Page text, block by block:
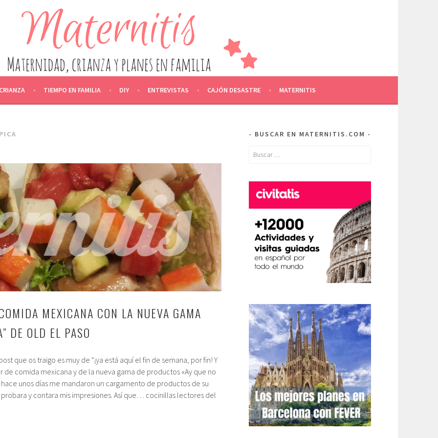
CRIANZA Y PLANES EN FAMILIA
CRIANZA, ALIMENTACIÓN, OCIO Y EDUCACIÓN, ENTRE OTROS
CRIANZA TIEMPO EN FAMILIA DIY ENTREVISTAS CAJÓN DESASTRE MATERNITIS
MEXICANA CON LA NUEVA GAMA
DE OLD EL PASO
que os traigo es muy de “¡ya está aquí el fin de semana, por fin! Y
de comida mexicana y de la nueva gama de productos «Ay que no
hace unos días me mandaron un cargamento de productos de su
y contara mis impresiones. Así que… cocinillas lectores del
BUSCAR EN MATERNITIS.COM
Buscar: